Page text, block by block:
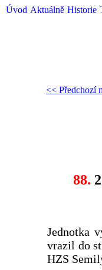
Úvod Aktuálně Historie
<< Předchozí
88.
Jednotka
vrazil do
HZS